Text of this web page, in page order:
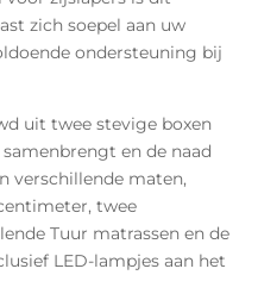
zich soepel aan uw
ondersteuning bij
uit twee stevige boxen
en de naad
verschillende maten,
twee
Tuur matrassen en de
LED-lampjes aan het